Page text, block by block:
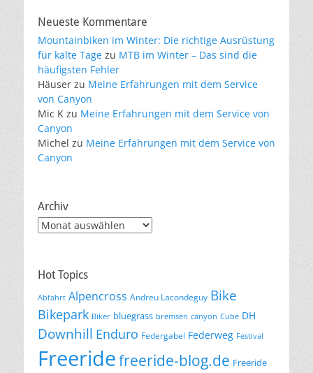
Neueste Kommentare
Mountainbiken im Winter: Die richtige Ausrüstung
für kalte Tage zu MTB im Winter – Das sind die
häufigsten Fehler
Häuser zu Meine Erfahrungen mit dem Service
von Canyon
Mic K zu Meine Erfahrungen mit dem Service von
Canyon
Michel zu Meine Erfahrungen mit dem Service von
Canyon
Archiv
Archiv
Hot Topics
Abfahrt Alpencross Andreu Lacondeguy Bike
Bikepark Biker bluegrass bremsen canyon Cube DH
Downhill Enduro Federgabel Federweg Festival
Freeridefreeride-blog.de Freeride